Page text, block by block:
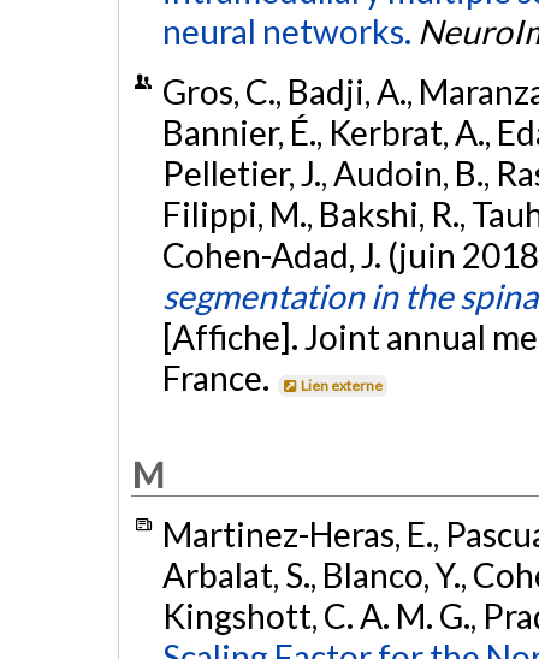
neural networks.
Gros, C., Badji, A.,
Bannier, É., Kerbrat, A.,
Pelletier, J., Audoin, B.,
Filippi, M., Bakshi, R.,
Cohen-Adad, J. (juin
segmentation in the
[Affiche]. Joint annual
France.
Lien externe
M
Martinez-Heras, E.,
Arbalat, S., Blanco, Y.,
Kingshott, C. A. M. G.,